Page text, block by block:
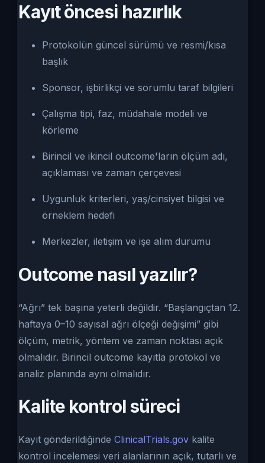
Kayıt öncesi hazırlık
Protokolün güncel sürümü ve resmi/kısa
başlık
Sponsor, işbirlikçi ve sorumlu taraf bilgileri
Çalışma tipi, faz, müdahale modeli ve
körleme
Birincil ve ikincil outcome'ların ölçüm adı,
açıklaması ve zaman çerçevesi
Uygunluk kriterleri, yaş/cinsiyet bilgisi ve
örneklem hedefi
Merkezler, iletişim ve işe alım durumu
Outcome nasıl yazılır?
“Ağrı” tek başına yeterli değildir. “Başlangıçtan 12.
haftaya 0–10 sayısal ağrı ölçeği değişimi” gibi
ölçüm, metrik, yöntem ve zaman noktası açık
olmalıdır. Birincil outcome kayıtla protokol ve
analiz planında aynı olmalıdır.
Kalite kontrol süreci
Kayıt gönderildiğindeClinicalTrials.gov kalite
kontrol incelemesi veri alanlarının açık, tutarlı ve